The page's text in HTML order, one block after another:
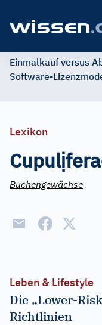
Einmalkauf versus
Software-
Lexikon
Cupulị
Buchengewächse
Leben & Lifestyle
Die „Lower-
Richtlinien